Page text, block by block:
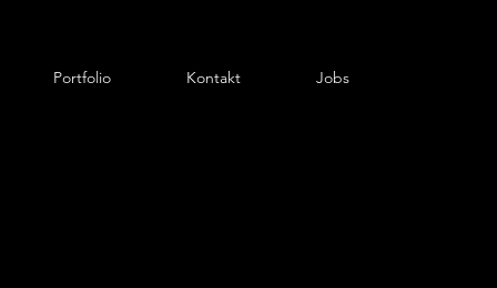
Portfolio Kontakt Jobs